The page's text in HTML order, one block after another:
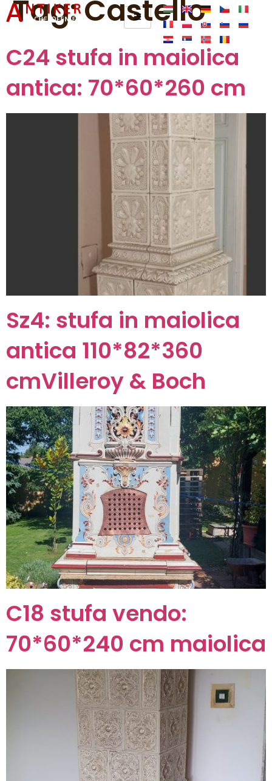
Tag:Castello
C24 stufa in maiolica
antica: 70*60*260 cm
Sz4: stufa in maiolica
antica 110*82*360
cmVilleroy & Boch
C18 stufa vendo:
70*60*240 cm maiolica